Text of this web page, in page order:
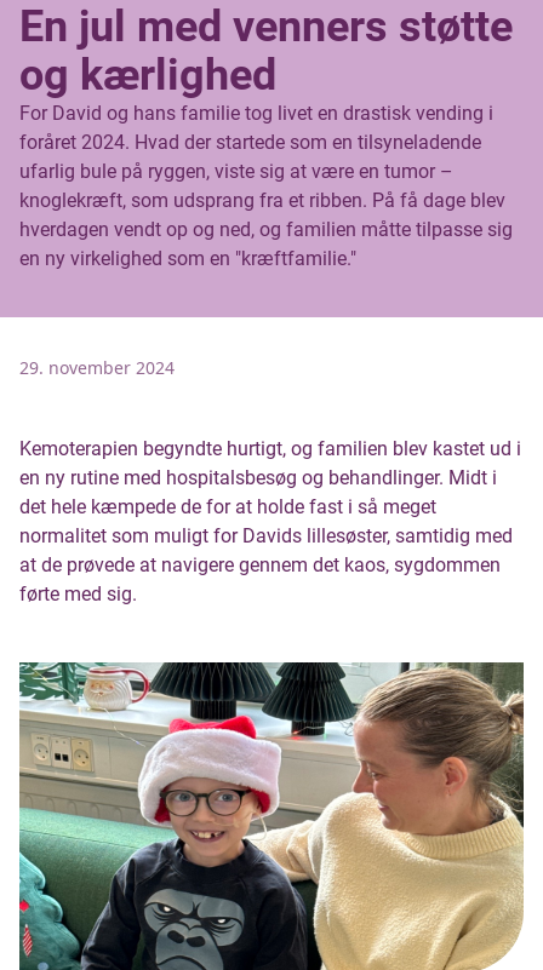
En jul med venners støtte
og kærlighed
For David og hans familie tog livet en drastisk vending i
foråret 2024. Hvad der startede som en tilsyneladende
ufarlig bule på ryggen, viste sig at være en tumor –
knoglekræft, som udsprang fra et ribben. På få dage blev
hverdagen vendt op og ned, og familien måtte tilpasse sig
en ny virkelighed som en "kræftfamilie."
29. november 2024
Kemoterapien begyndte hurtigt, og familien blev kastet ud i
en ny rutine med hospitalsbesøg og behandlinger. Midt i
det hele kæmpede de for at holde fast i så meget
normalitet som muligt for Davids lillesøster, samtidig med
at de prøvede at navigere gennem det kaos, sygdommen
førte med sig.